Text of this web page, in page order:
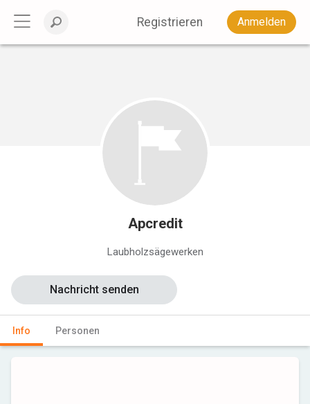
Registrieren Anmelden
Apcredit
Laubholzsägewerken
Info Personen
Nachricht senden